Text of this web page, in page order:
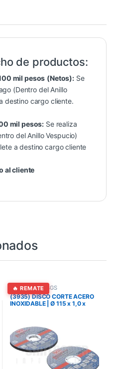
de productos:
mil pesos (Netos): Se
(Dentro del Anillo
destino cargo cliente.
mil pesos: Se realiza
del Anillo Vespucio)
a destino cargo cliente
al cliente
🔥 REMATE
Herramientas BGS
(3935) DISCO CORTE ACERO
INOXIDABLE | Ø 115 x 1,0 x